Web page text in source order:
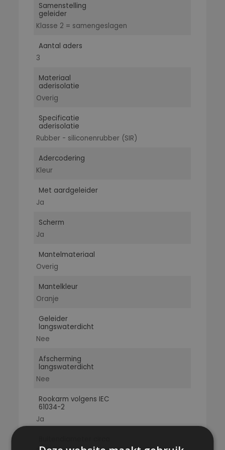
Samenstelling
geleider
Klasse 2 = samengeslagen
Aantal aders
3
Materiaal
aderisolatie
Overig
Specificatie
aderisolatie
Rubber - siliconenrubber (SIR)
Adercodering
Kleur
Met aardgeleider
Ja
Scherm
Ja
Mantelmateriaal
Overig
Mantelkleur
Oranje
Geleider
langswaterdicht
Nee
Afscherming
langswaterdicht
Nee
Rookarm volgens IEC
61034-2
Ja